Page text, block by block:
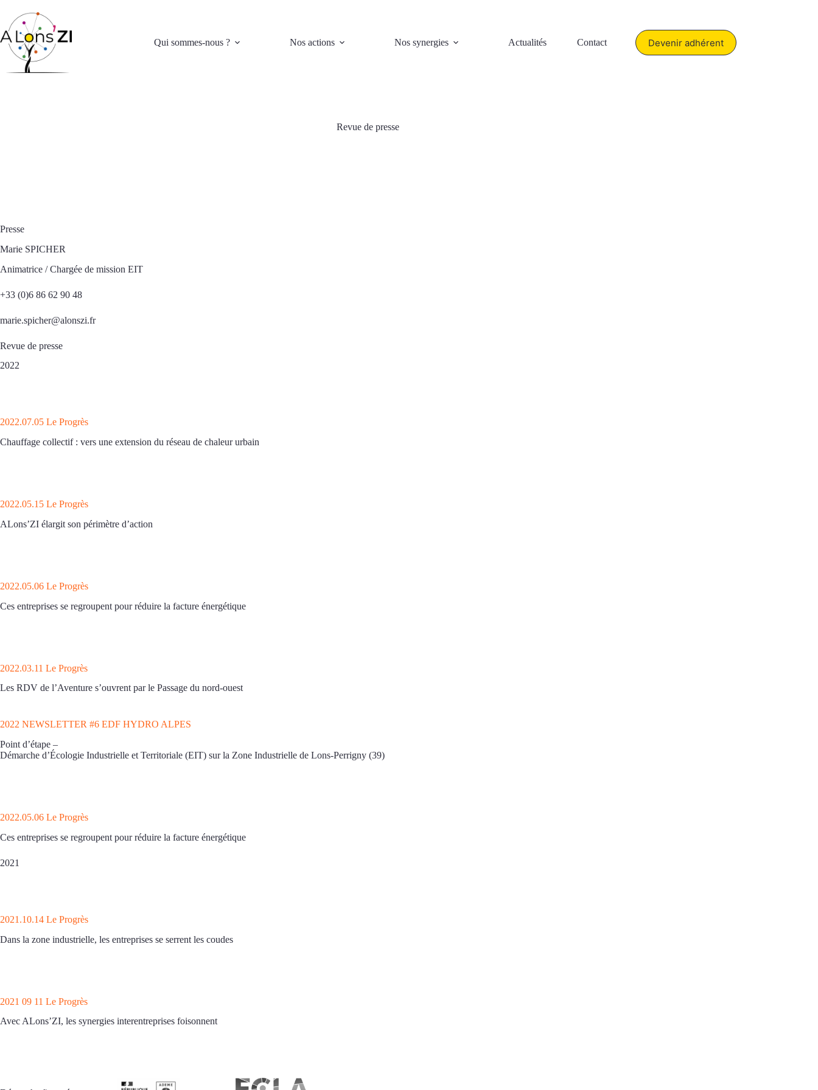
contenu
Qui sommes-nous ?
Nos actions Nos synergies Actualités Contact Devenir adhérent
Revue de presse
Presse
Marie SPICHER
Animatrice / Chargée de mission EIT
+33 (0)6 86 62 90 48
marie.spicher@alonszi.fr
Revue de presse
2022
2022.07.05 Le Progrès
Chauffage collectif : vers une extension du réseau de chaleur urbain
2022.05.15 Le Progrès
ALons’ZI élargit son périmètre d’action
2022.05.06 Le Progrès
Ces entreprises se regroupent pour réduire la facture énergétique
2022.03.11 Le Progrès
Les RDV de l’Aventure s’ouvrent par le Passage du nord-ouest
2022 NEWSLETTER #6 EDF HYDRO ALPES
Point d’étape –
Démarche d’Écologie Industrielle et Territoriale (EIT) sur la Zone Industrielle de Lons-Perrigny (39)
2022.05.06 Le Progrès
Ces entreprises se regroupent pour réduire la facture énergétique
2021
2021.10.14 Le Progrès
Dans la zone industrielle, les entreprises se serrent les coudes
2021 09 11 Le Progrès
Avec ALons’ZI, les synergies interentreprises foisonnent